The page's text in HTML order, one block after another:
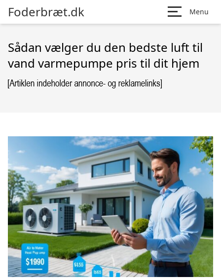
Foderbræt.dk Menu
Sådan vælger du den bedste luft til
vand varmepumpe pris til dit hjem